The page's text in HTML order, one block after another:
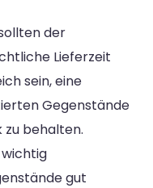
der
Lieferzeit
sein, eine
Gegenstände
behalten.
gut